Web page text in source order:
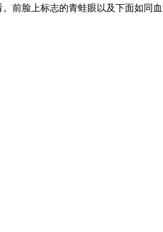
前脸上标志的青蛙眼以及下面如同